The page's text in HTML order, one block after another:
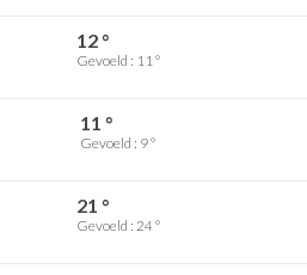
12 °
Gevoeld : 11 °
11 °
Gevoeld : 9 °
21 °
Gevoeld : 24 °